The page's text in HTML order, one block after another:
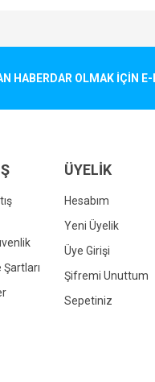
görüntülenemiyor.
olmalı.
HABERDAR OLMAK İÇİN
ÜYELİK
Hesabım
Yeni Üyelik
Üye Girişi
Şifremi Unuttum
Sepetiniz